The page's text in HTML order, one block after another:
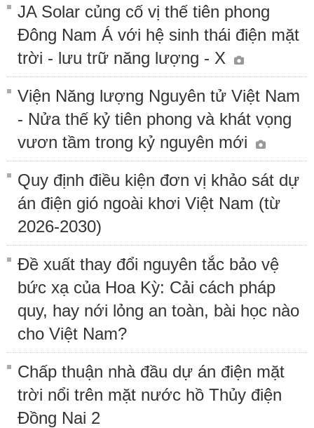
JA Solar củng cố vị thế tiên phong
Đông Nam Á với hệ sinh thái điện mặt
trời - lưu trữ năng lượng - X
Viện Năng lượng Nguyên tử Việt Nam
- Nửa thế kỷ tiên phong và khát vọng
vươn tầm trong kỷ nguyên mới
Quy định điều kiện đơn vị khảo sát dự
án điện gió ngoài khơi Việt Nam (từ
2026-2030)
Đề xuất thay đổi nguyên tắc bảo vệ
bức xạ của Hoa Kỳ: Cải cách pháp
quy, hay nới lỏng an toàn, bài học nào
cho Việt Nam?
Chấp thuận nhà đầu dự án điện mặt
trời nổi trên mặt nước hồ Thủy điện
Đồng Nai 2